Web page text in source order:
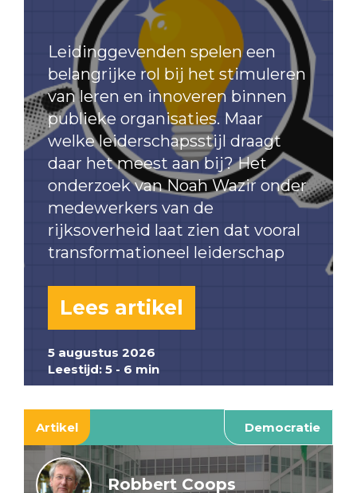
5 augustus 2026
Leestijd: 5 - 6 min
Leidinggevenden spelen een
belangrijke rol bij het stimuleren
van leren en innoveren binnen
publieke organisaties. Maar
welke leiderschapsstijl draagt
daar het meest aan bij? Het
onderzoek van Noah Wazir onder
medewerkers van de
rijksoverheid laat zien dat vooral
transformationeel leiderschap
Lees artikel
Artikel Democratie
Robbert Coops